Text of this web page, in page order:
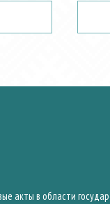
акты в области